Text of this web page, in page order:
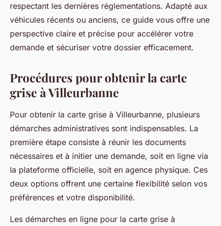
respectant les dernières réglementations. Adapté aux
véhicules récents ou anciens, ce guide vous offre une
perspective claire et précise pour accélérer votre
demande et sécuriser votre dossier efficacement.
Procédures pour obtenir la carte
grise à Villeurbanne
Pour obtenir la carte grise à Villeurbanne, plusieurs
démarches administratives sont indispensables. La
première étape consiste à réunir les documents
nécessaires et à initier une demande, soit en ligne via
la plateforme officielle, soit en agence physique. Ces
deux options offrent une certaine flexibilité selon vos
préférences et votre disponibilité.
Les démarches en ligne pour la carte grise à